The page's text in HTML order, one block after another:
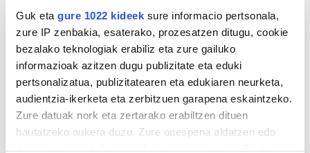
Guk eta gure 1022 kideek sure informacio pertsonala,
zure IP zenbakia, esaterako, prozesatzen ditugu, cookie
bezalako teknologiak erabiliz eta zure gailuko
informazioak azitzen dugu publizitate eta eduki
pertsonalizatua, publizitatearen eta edukiaren neurketa,
audientzia-ikerketa eta zerbitzuen garapena eskaintzeko.
Zure datuak nork eta zertarako erabiltzen dituen
hautatzeko aukera duzu. Zure onespena aldatzen edo
MEMORIA HISTORIKOA
«Gai tabua izan da etxe gehienetan, jendeak
azkeneko momentuan hitz egin du»